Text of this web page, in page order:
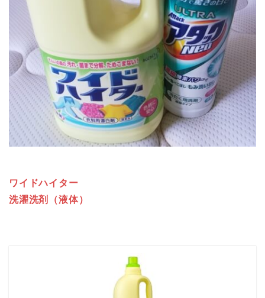
ワイドハイター
洗濯洗剤（液体）